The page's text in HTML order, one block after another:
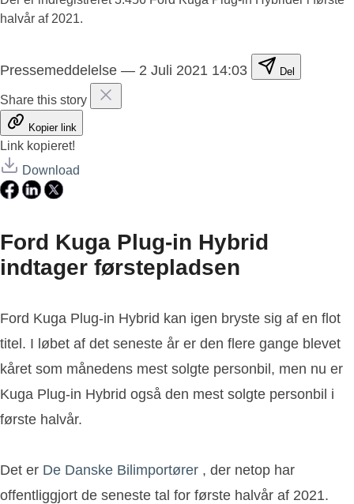
halvår af 2021.
Pressemeddelelse — 2 Juli 2021 14:03 Del
Share this story
Kopier link
Link kopieret!
Download
Ford Kuga Plug-in Hybrid
indtager førstepladsen
Ford Kuga Plug-in Hybrid kan igen bryste sig af en flot
titel. I løbet af det seneste år er den flere gange blevet
kåret som månedens mest solgte personbil, men nu er
Kuga Plug-in Hybrid også den mest solgte personbil i
første halvår.
Det er De Danske Bilimportører , der netop har
offentliggjort de seneste tal for første halvår af 2021.